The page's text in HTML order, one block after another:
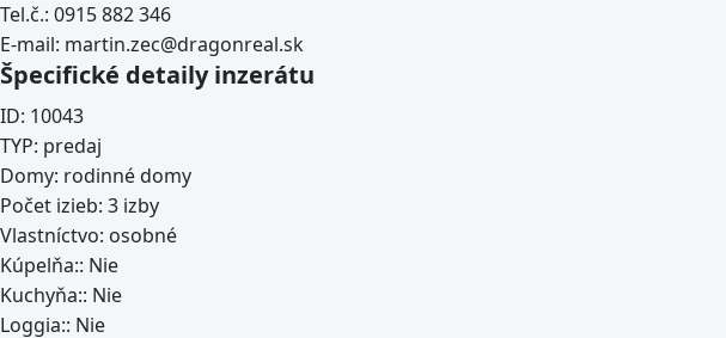
Tel.č.: 0915 882 346
E-mail: martin.zec@dragonreal.sk
Špecifické detaily inzerátu
ID: 10043
TYP: predaj
Domy: rodinné domy
Počet izieb: 3 izby
Vlastníctvo: osobné
Kúpelňa:: Nie
Kuchyňa:: Nie
Loggia:: Nie